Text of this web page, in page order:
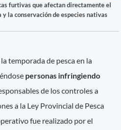
furtivas que afectan directamente el
la conservación de especies nativas
temporada de pesca en la
personas infringiendo
de los controles a
a la Ley Provincial de Pesca
fue realizado por el